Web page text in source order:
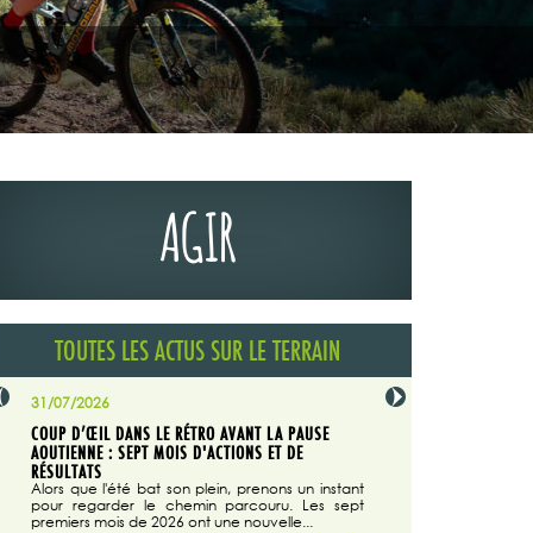
AGIR
TOUTES LES ACTUS SUR LE TERRAIN
du
31/07/2026
COUP D’ŒIL DANS LE RÉTRO AVANT LA PAUSE
AOUTIENNE : SEPT MOIS D'ACTIONS ET DE
RÉSULTATS
Alors que l'été bat son plein, prenons un instant
pour regarder le chemin parcouru. Les sept
premiers mois de 2026 ont une nouvelle...
29/07/2026